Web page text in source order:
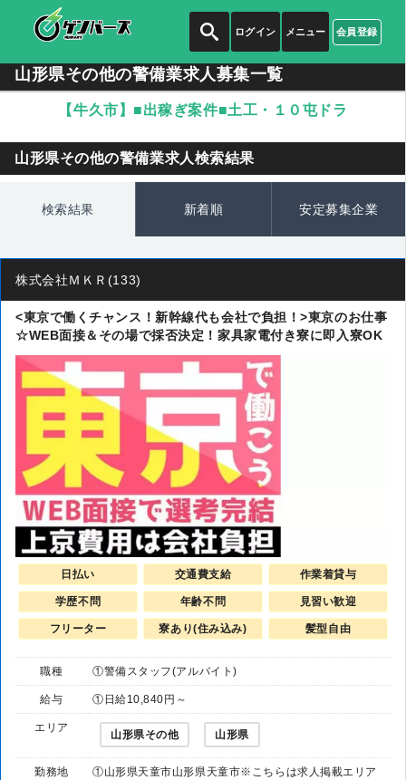
ログイン 会員登録
メニュー
山形県その他の警備業求人募集一覧
【牛久市】■出稼ぎ案件■土工・１０屯ドラ
山形県その他の警備業求人検索結果
検索結果 新着順 安定募集企業
株式会社ＭＫＲ(133)
<東京で働くチャンス！新幹線代も会社で負担！>東京のお仕事
☆WEB面接＆その場で採否決定！家具家電付き寮に即入寮OK
日払い 交通費支給 作業着貸与
学歴不問 年齢不問 見習い歓迎
フリーター 寮あり(住み込み) 髪型自由
職種 ①警備スタッフ(アルバイト)
給与 ①日給10,840円～
エリア
山形県その他 山形県
勤務地
①山形県天童市山形県天童市※こちらは求人掲載エリア